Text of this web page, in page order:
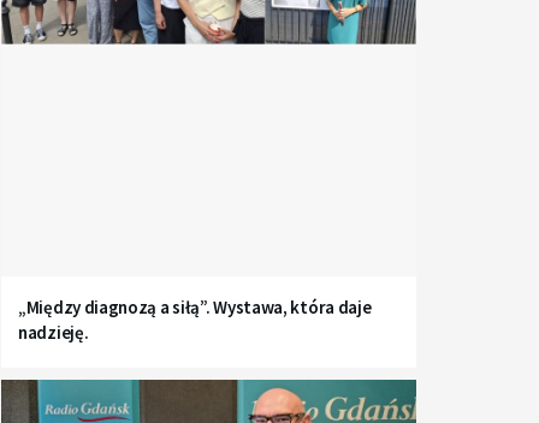
„Między diagnozą a siłą”. Wystawa, która daje
nadzieję.